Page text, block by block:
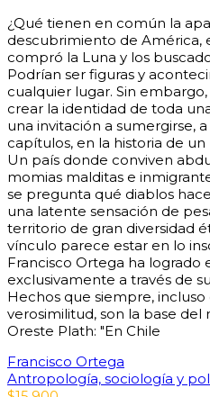
¿Qué tienen en común la
descubrimiento de
compró la Luna y los
Podrían ser figuras y
cualquier lugar. Sin
crear la identidad de toda
una invitación a sumergirse,
capítulos, en la historia de
Un país donde conviven
momias malditas e
se pregunta qué diablos
una latente sensación de
territorio de gran diversidad
vínculo parece estar en lo
Francisco Ortega ha logrado
exclusivamente a través de
Hechos que siempre,
verosimilitud, son la base
Oreste Plath: "En Chile
Francisco Ortega
Antropología, sociología y